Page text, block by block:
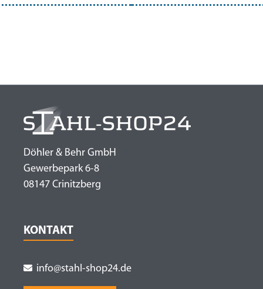
Döhler & Behr GmbH
Gewerbepark 6-8
08147 Crinitzberg
KONTAKT
info@stahl-shop24.de